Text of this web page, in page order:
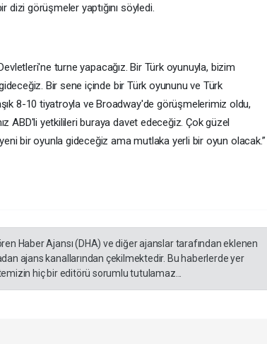
dizi görüşmeler yaptığını söyledi.
turne yapacağız. Bir Türk oyunuyla, bizim
Bir sene içinde bir Türk oyununu ve Türk
8-10 tiyatroyla ve Broadway'de görüşmelerimiz oldu,
ABD'li yetkilileri buraya davet edeceğiz. Çok güzel
bir oyunla gideceğiz ama mutlaka yerli bir oyun olacak.”
Haber Ajansı (DHA) ve diğer ajanslar tarafından eklenen
ajans kanallarından çekilmektedir. Bu haberlerde yer
hiç bir editörü sorumlu tutulamaz...